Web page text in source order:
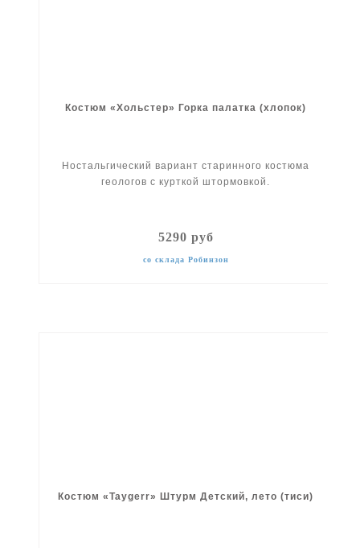
Костюм «Хольстер» Горка палатка (хлопок)
Ностальгический вариант старинного костюма
геологов с курткой штормовкой.
5290 руб
со склада Робинзон
Костюм «Taygerr» Штурм Детский, лето (тиси)